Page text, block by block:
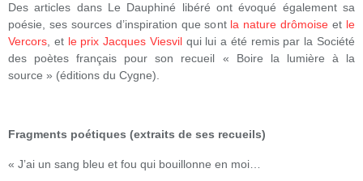
Des articles dans Le Dauphiné libéré ont évoqué également sa
poésie, ses sources d’inspiration que sont la nature drômoise et le
Vercors , et le prix Jacques Viesvilqui lui a été remis par la Société
des poètes français pour son recueil « Boire la lumière à la
source » (éditions du Cygne).
Fragments poétiques (extraits de ses recueils)
« J’ai un sang bleu et fou qui bouillonne en moi…